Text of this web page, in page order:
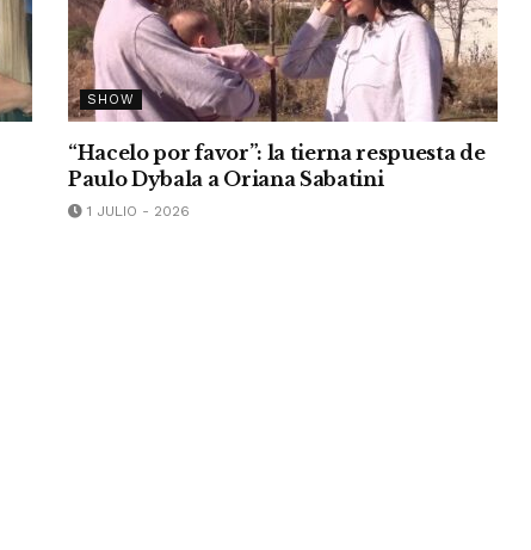
SHOW
“Hacelo por favor”: la tierna respuesta de
Paulo Dybala a Oriana Sabatini
1 JULIO - 2026